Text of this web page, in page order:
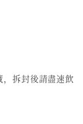
拆封後請盡速飲